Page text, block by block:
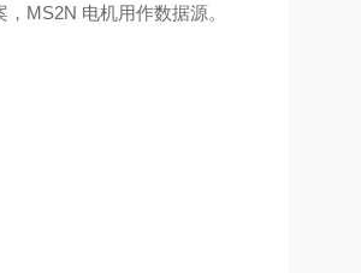
MS2N 电机用作数据源。